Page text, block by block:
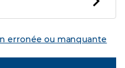
erronée ou manquante